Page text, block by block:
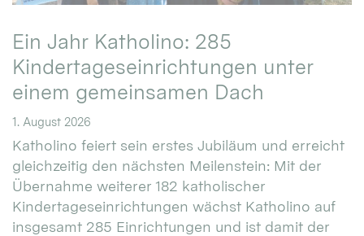
Ein Jahr Katholino: 285
Kindertageseinrichtungen unter
einem gemeinsamen Dach
1. August 2026
Katholino feiert sein erstes Jubiläum und erreicht
gleichzeitig den nächsten Meilenstein: Mit der
Übernahme weiterer 182 katholischer
Kindertageseinrichtungen wächst Katholino auf
insgesamt 285 Einrichtungen und ist damit der